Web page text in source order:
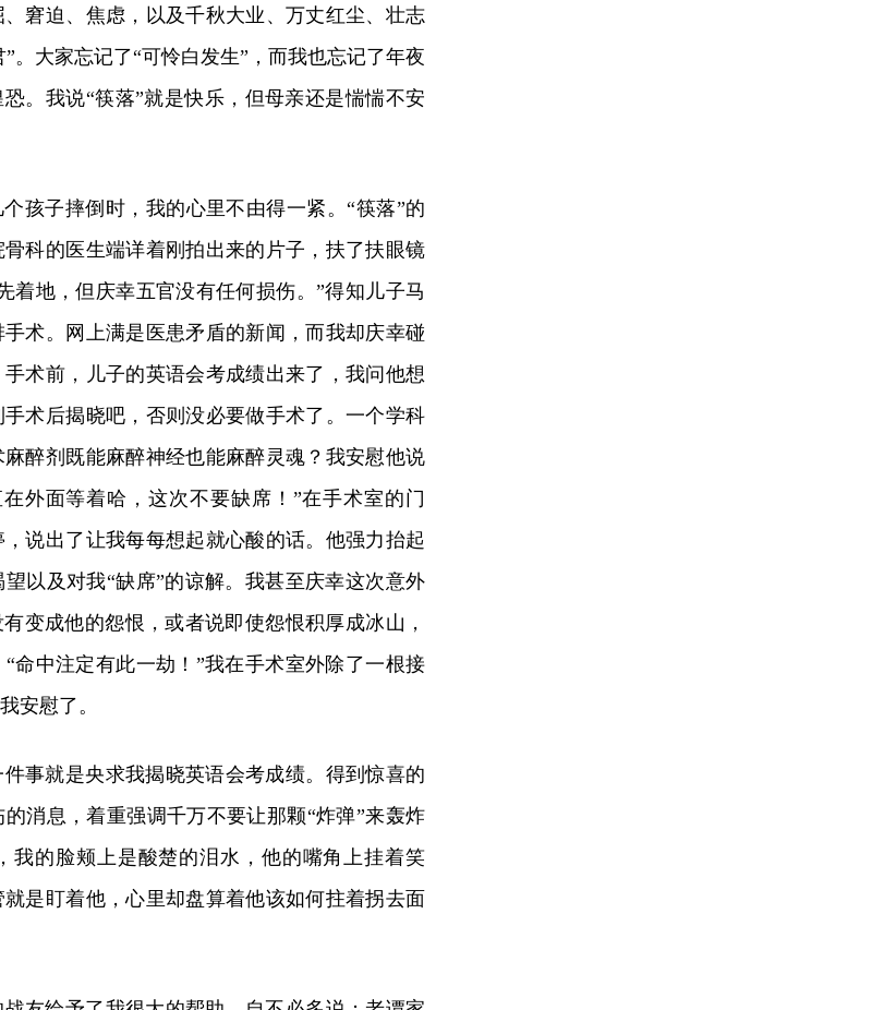
窘迫、焦虑，以及千秋大业、万丈红尘、壮志
。大家忘记了“可怜白发生”，而我也忘记了年夜
。我说“筷落”就是快乐，但母亲还是惴惴不安
孩子摔倒时，我的心里不由得一紧。“筷落”的
科的医生端详着刚拍出来的片子，扶了扶眼镜
着地，但庆幸五官没有任何损伤。”得知儿子马
术。网上满是医患矛盾的新闻，而我却庆幸碰
术前，儿子的英语会考成绩出来了，我问他想
术后揭晓吧，否则没必要做手术了。一个学科
醉剂既能麻醉神经也能麻醉灵魂？我安慰他说
外面等着哈，这次不要缺席！”在手术室的门
说出了让我每每想起就心酸的话。他强力抬起
以及对我“缺席”的谅解。我甚至庆幸这次意外
变成他的怨恨，或者说即使怨恨积厚成冰山，
命中注定有此一劫！”我在手术室外除了一根接
安慰了。
事就是央求我揭晓英语会考成绩。得到惊喜的
消息，着重强调千万不要让那颗“炸弹”来轰炸
我的脸颊上是酸楚的泪水，他的嘴角上挂着笑
是盯着他，心里却盘算着他该如何拄着拐去面